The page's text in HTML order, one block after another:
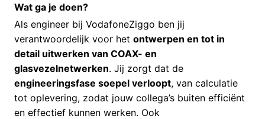
Wat ga je doen?
Als engineer bij VodafoneZiggo ben jij
verantwoordelijk voor het ontwerpen en tot in
detail uitwerken van COAX- en
glasvezelnetwerken. Jij zorgt dat de
engineeringsfase soepel verloopt, van calculatie
tot oplevering, zodat jouw collega’s buiten efficiënt
en effectief kunnen werken. Ook